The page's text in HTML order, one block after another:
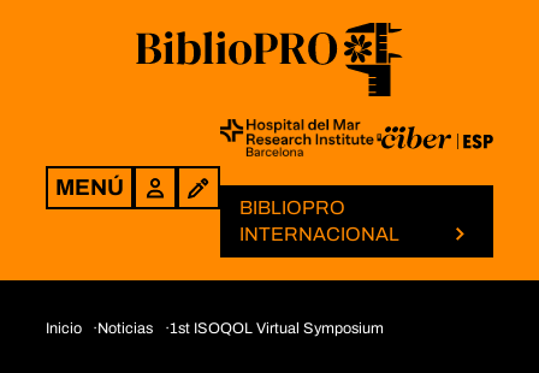
MENÚ Login
BIBLIOPRO
INTERNACIONAL
Inicio Noticias 1st ISOQOL Virtual Symposium